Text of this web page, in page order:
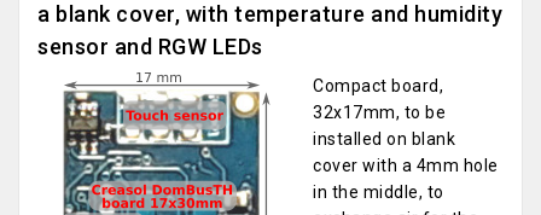
a blank cover, with temperature and humidity
sensor and RGW LEDs
Compact board,
32x17mm, to be
installed on blank
cover with a 4mm hole
in the middle, to